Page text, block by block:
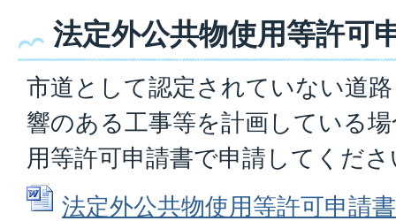
法定外公共物使用等許可
市道として認定されていない道
響のある工事等を計画している
用等許可申請書で申請してくだ
法定外公共物使用等許可申請